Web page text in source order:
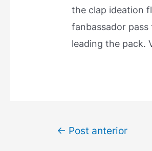
the clap ideation
fanbassador
leading the pack.
← Post anterior